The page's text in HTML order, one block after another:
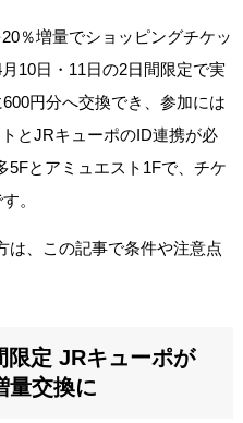
％増量でショッピングチケッ
10日・11日の2日間限定で実
円分へ交換でき、参加には
とJRキューポのID連携が必
5Fとアミュエスト1Fで、チケ
。
は、この記事で条件や注意点
限定 JRキューポが
量交換に